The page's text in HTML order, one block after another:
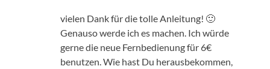
vielen Dank für die tolle Anleitung! 🙂
Genauso werde ich es machen. Ich würde
gerne die neue Fernbedienung für 6€
benutzen. Wie hast Du herausbekommen,